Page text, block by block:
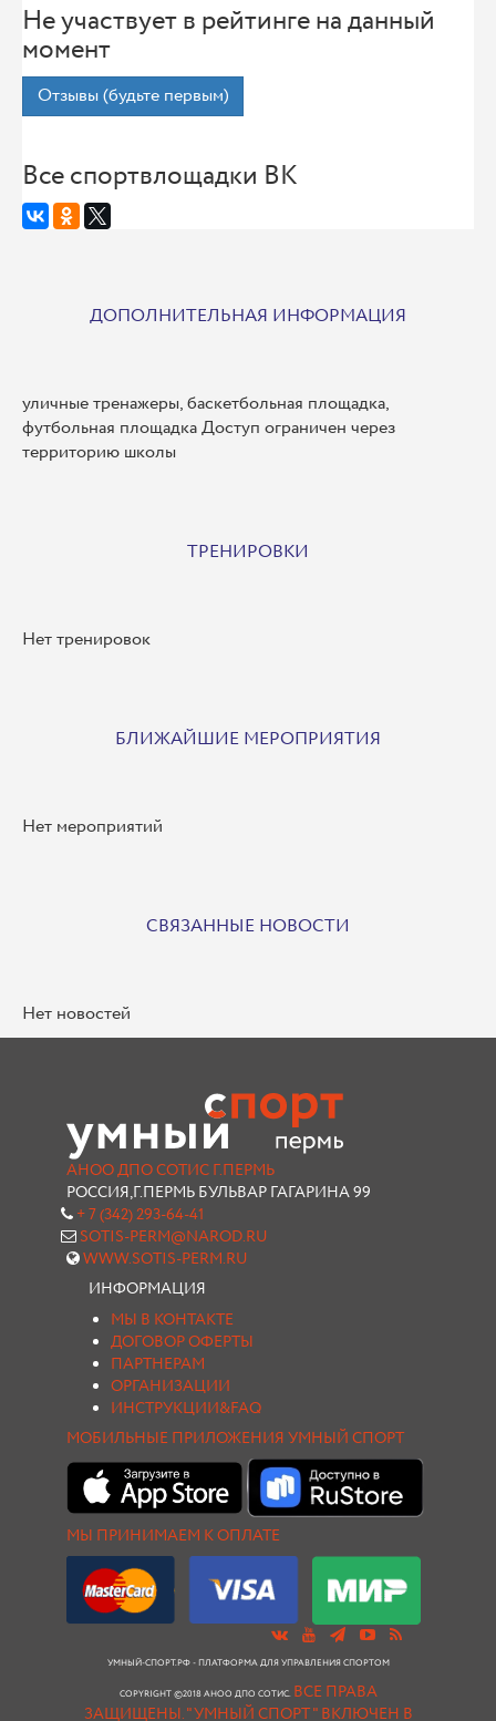
Не участвует в рейтинге на данный
момент
Отзывы (будьте первым)
Все спортвлощадки ВК
ДОПОЛНИТЕЛЬНАЯ ИНФОРМАЦИЯ
уличные тренажеры, баскетбольная площадка,
футбольная площадка Доступ ограничен через
территорию школы
ТРЕНИРОВКИ
Нет тренировок
БЛИЖАЙШИЕ МЕРОПРИЯТИЯ
Нет мероприятий
СВЯЗАННЫЕ НОВОСТИ
Нет новостей
АНОО ДПО СОТИС Г.ПЕРМЬ
РОССИЯ,Г.ПЕРМЬ БУЛЬВАР ГАГАРИНА 99
+ 7 (342) 293-64-41
SOTIS-PERM@NAROD.RU
WWW.SOTIS-PERM.RU
ИНФОРМАЦИЯ
МЫ В КОНТАКТЕ
ДОГОВОР ОФЕРТЫ
ПАРТНЕРАМ
ОРГАНИЗАЦИИ
ИНСТРУКЦИИ&FAQ
МОБИЛЬНЫЕ ПРИЛОЖЕНИЯ УМНЫЙ СПОРТ
МЫ ПРИНИМАЕМ К ОПЛАТЕ
УМНЫЙ-СПОРТ.РФ - ПЛАТФОРМА ДЛЯ УПРАВЛЕНИЯ СПОРТОМ
COPYRIGHT ©2018 АНОО ДПО СОТИС. ВСЕ ПРАВА
ЗАЩИЩЕНЫ."УМНЫЙ СПОРТ " ВКЛЮЧЕН В